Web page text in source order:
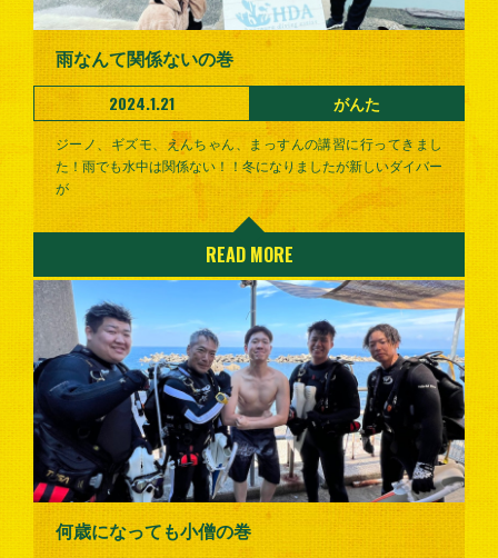
雨なんて関係ないの巻
2024.1.21 がんた
ジーノ、ギズモ、えんちゃん、まっすんの講習に行ってきまし
た！雨でも水中は関係ない！！冬になりましたが新しいダイバー
が
READ MORE
何歳になっても小僧の巻